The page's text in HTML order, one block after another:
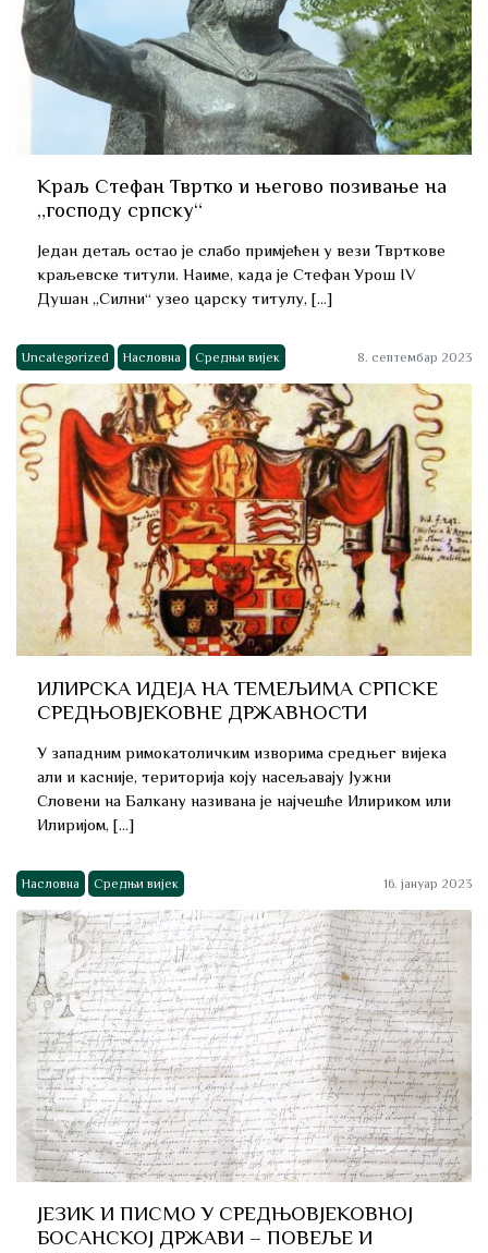
Краљ Стефан Твртко и његово позивање на
„господу српску“
Један детаљ остао је слабо примјећен у вези Тврткове
краљевске титули. Наиме, када је Стефан Урош IV
Душан „Силни“ узео царску титулу, […]
Uncategorized Насловна Средњи вијек 8. септембар 2023
ИЛИРСКА ИДЕЈА НА ТЕМЕЉИМА СРПСКЕ
СРЕДЊОВЈЕКОВНЕ ДРЖАВНОСТИ
У западним римокaтоличким изворима средњег вијека
али и касније, територија коју насељавају Јужни
Словени на Балкану називана је најчешће Илириком или
Илиријом, […]
Насловна Средњи вијек 16. јануар 2023
ЈЕЗИК И ПИСМО У СРЕДЊОВЈЕКОВНОЈ
БОСАНСКОЈ ДРЖАВИ – ПОВЕЉЕ И